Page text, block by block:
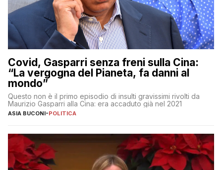
Covid, Gasparri senza freni sulla Cina:
“La vergogna del Pianeta, fa danni al
mondo”
Questo non è il primo episodio di insulti gravissimi rivolti da
Maurizio Gasparri alla Cina: era accaduto già nel 2021
ASIA BUCONI-POLITICA